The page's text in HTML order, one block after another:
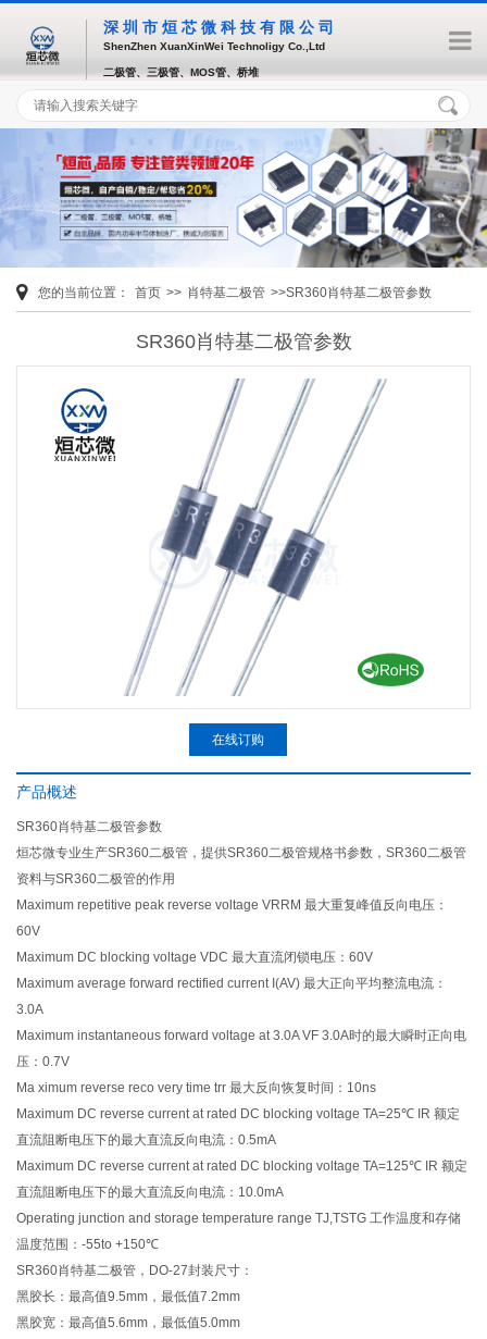
深圳市烜芯微科技有限公司
ShenZhen XuanXinWei Technoligy Co.,Ltd
二极管、三极管、MOS管、桥堆
您的当前位置： 首页 >> 肖特基二极管 >>SR360肖特基二极管参数
SR360肖特基二极管参数
在线订购
产品概述
SR360肖特基二极管参数
烜芯微专业生产SR360二极管，提供SR360二极管规格书参数，SR360二极管
资料与SR360二极管的作用
Maximum repetitive peak reverse voltage VRRM 最大重复峰值反向电压：
60V
Maximum DC blocking voltage VDC 最大直流闭锁电压：60V
Maximum average forward rectified current I(AV) 最大正向平均整流电流：
3.0A
Maximum instantaneous forward voltage at 3.0A VF 3.0A时的最大瞬时正向电
压：0.7V
Ma ximum reverse reco very time trr 最大反向恢复时间：10ns
Maximum DC reverse current at rated DC blocking voltage TA=25℃ IR 额定
直流阻断电压下的最大直流反向电流：0.5mA
Maximum DC reverse current at rated DC blocking voltage TA=125℃ IR 额定
直流阻断电压下的最大直流反向电流：10.0mA
Operating junction and storage temperature range TJ,TSTG 工作温度和存储
温度范围：-55to +150℃
SR360肖特基二极管，DO-27封装尺寸：
黑胶长：最高值9.5mm，最低值7.2mm
黑胶宽：最高值5.6mm，最低值5.0mm